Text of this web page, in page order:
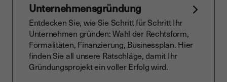
Unternehmensgründung
Entdecken Sie, wie Sie Schritt für Schritt Ihr
Unternehmen gründen: Wahl der Rechtsform,
Formalitäten, Finanzierung, Businessplan. Hier
finden Sie all unsere Ratschläge, damit Ihr
Gründungsprojekt ein voller Erfolg wird.